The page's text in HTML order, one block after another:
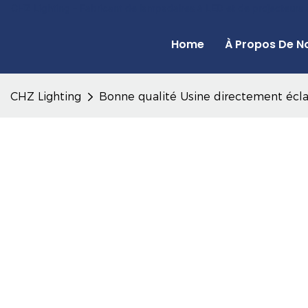
Home À Propos De
CHZ Lighting Bonne qualité Usine directement